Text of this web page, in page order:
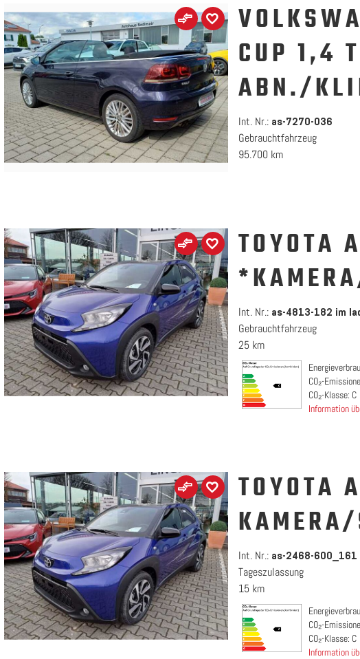
CUP 1,4
ABN./
Int. Nr.: as-7270-036
Gebrauchtfahrzeug
95.700 km
TOYOTA
Int. Nr.: as-4813-182 im
Gebrauchtfahrzeug
25 km
CO₂-
CO₂-Klasse: C
Information
TOYOTA
Int. Nr.: as-2468-600_161
Tageszulassung
15 km
CO₂-
CO₂-Klasse: C
Information